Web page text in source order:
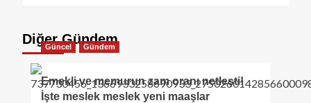
Diğer Gündem
Güncel Gündem
Emekli ve memurun zam oranı netleşti!
İşte meslek meslek yeni maaşlar